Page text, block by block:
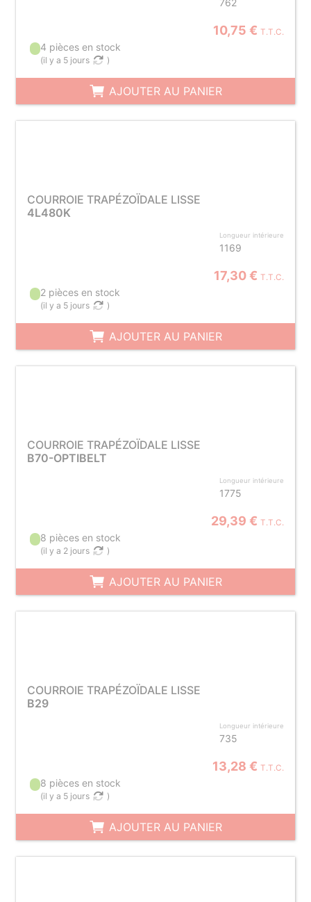
762
10,75 € T.T.C.
4 pièces en stock
(il y a 5 jours )
AJOUTER AU PANIER
COURROIE TRAPÉZOÏDALE LISSE
4L480K
Longueur intérieure
1169
17,30 € T.T.C.
2 pièces en stock
(il y a 5 jours )
AJOUTER AU PANIER
COURROIE TRAPÉZOÏDALE LISSE
B70-OPTIBELT
Longueur intérieure
1775
29,39 € T.T.C.
8 pièces en stock
(il y a 2 jours )
AJOUTER AU PANIER
COURROIE TRAPÉZOÏDALE LISSE
B29
Longueur intérieure
735
13,28 € T.T.C.
8 pièces en stock
(il y a 5 jours )
AJOUTER AU PANIER